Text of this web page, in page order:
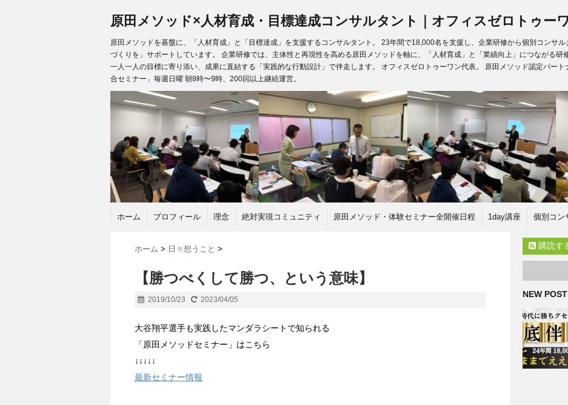
原田メソッド×人材育成・目標達成コンサルタント｜オフィスゼロトゥー
原田メソッドを基盤に、「人材育成」と「目標達成」を支援するコンサルタント。 23年間で18,000名を支援し、企業研修から個別コンサ
づくりを」サポートしています。 企業研修では、主体性と再現性を高める原田メソッドを軸に、「人材育成」と「業績向上」につながる研
一人一人の目標に寄り添い、成果に直結する「実践的な行動設計」で伴走します。 オフィスゼロトゥーワン代表。 原田メソッド認定パー
合セミナー」毎週日曜 朝8時〜9時、200回以上継続運営。
ホーム プロフィール 理念 絶対実現コミュニティ 原田メソッド・体験セミナー全開催日程 1day講座 個別コン
ホーム > 日々想うこと >
【勝つべくして勝つ、という意味】
2019/10/23 2023/04/05
大谷翔平選手も実践したマンダラシートで知られる
「原田メソッドセミナー」はこちら
↓↓↓↓↓
最新セミナー情報
購読す
NEW POST